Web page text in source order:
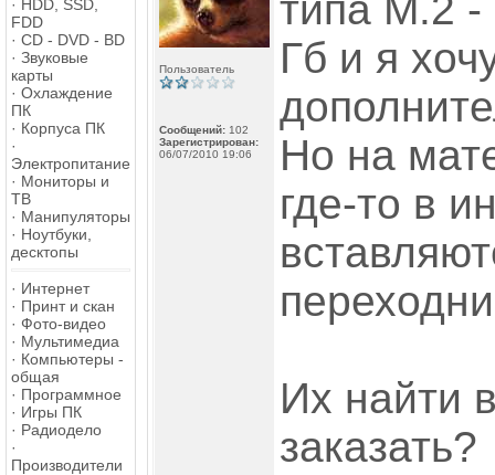
· HDD, SSD,
FDD
· CD - DVD - BD
· Звуковые
карты
· Охлаждение
ПК
· Корпуса ПК
·
Электропитание
· Мониторы и
ТВ
· Манипуляторы
· Ноутбуки,
десктопы
· Интернет
· Принт и скан
· Фото-видео
· Мультимедиа
· Компьютеры -
общая
· Программное
· Игры ПК
· Радиодело
·
Производители
Пользователь
Сообщений: 102
Зарегистрирован:
06/07/2010 19:06
Гб и я
Но на
где-то в
Их найти
заказать?